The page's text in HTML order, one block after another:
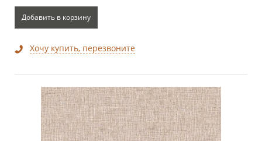
Добавить в корзину
Хочу купить, перезвоните